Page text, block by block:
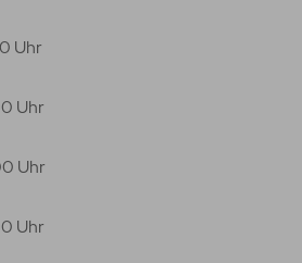
Uhr
Uhr
Uhr
Uhr